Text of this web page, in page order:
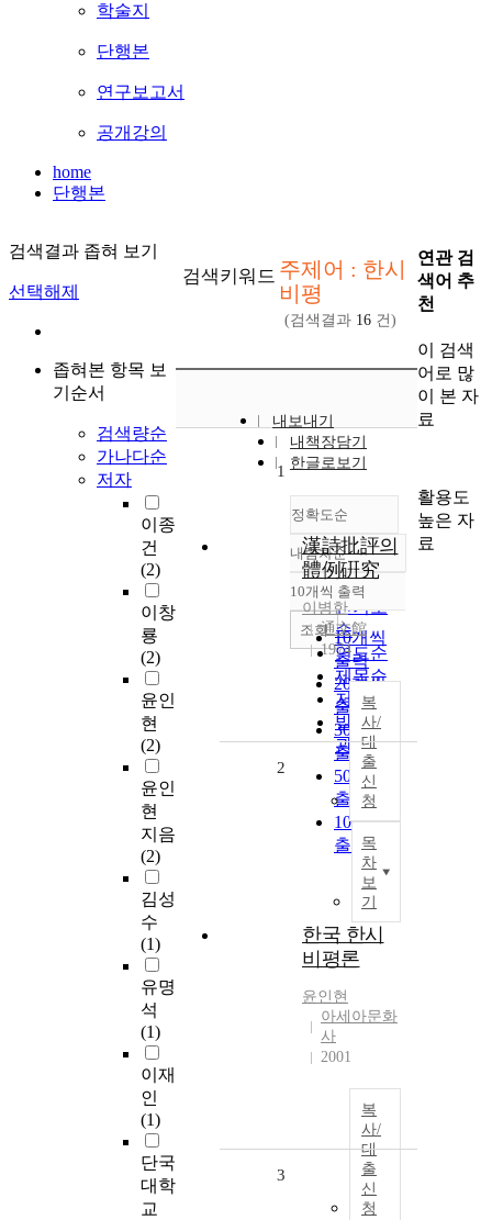
학술지
단행본
연구보고서
공개강의
home
단행본
검색결과 좁혀 보기
선택해제
좁혀본 항목 보
기순서
검색량순
가나다순
저자
이종
건
(2)
이창
룡
(2)
윤인
현
(2)
윤인
현
지음
(2)
김성
수
(1)
유명
석
(1)
이재
인
(1)
단국
대학
교
검색키워드 주제어 : 한시
비평
(검색결과 16 건)
내보내기
내책장담기
한글로보기
정확도순
정확도
순
인기도
순
연도순
제목순
저자순
발행기
관순
내림차순
내림차순
10개씩 출력
10개씩
출력
20개씩
출력
30개씩
출력
50개씩
출력
100개씩
출력
조회
1
漢詩批評의
體例硏究
이병한
通文館
1974
복
사/
대
출
신
청
목
차
보
기
2
한국 한시
비평론
윤인현
아세아문화
사
2001
복
사/
대
출
신
청
3
연관 검
색어 추
천
이 검색
어로 많
이 본 자
료
활용도
높은 자
료